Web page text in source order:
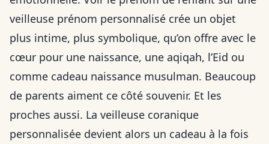
veilleuse prénom personnalisé crée un objet
plus intime, plus symbolique, qu’on offre avec le
cœur pour une naissance, une aqiqah, l’Eid ou
comme cadeau naissance musulman. Beaucoup
de parents aiment ce côté souvenir. Et les
proches aussi. La veilleuse coranique
personnalisée devient alors un cadeau à la fois